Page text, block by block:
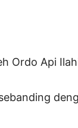
Ordo Api